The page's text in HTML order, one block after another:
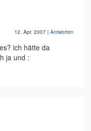
12. Apr. 2007 | Antworten
ich hätte da
ja und :